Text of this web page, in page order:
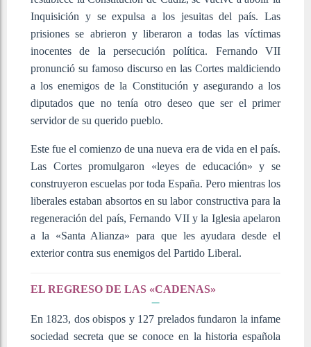
Inquisición y se expulsa a los jesuitas del país. Las
prisiones se abrieron y liberaron a todas las víctimas
inocentes de la persecución política. Fernando VII
pronunció su famoso discurso en las Cortes maldiciendo
a los enemigos de la Constitución y asegurando a los
diputados que no tenía otro deseo que ser el primer
servidor de su querido pueblo.
Este fue el comienzo de una nueva era de vida en el país.
Las Cortes promulgaron «leyes de educación» y se
construyeron escuelas por toda España. Pero mientras los
liberales estaban absortos en su labor constructiva para la
regeneración del país, Fernando VII y la Iglesia apelaron
a la «Santa Alianza» para que les ayudara desde el
exterior contra sus enemigos del Partido Liberal.
EL REGRESO DE LAS «CADENAS»
En 1823, dos obispos y 127 prelados fundaron la infame
sociedad secreta que se conoce en la historia española